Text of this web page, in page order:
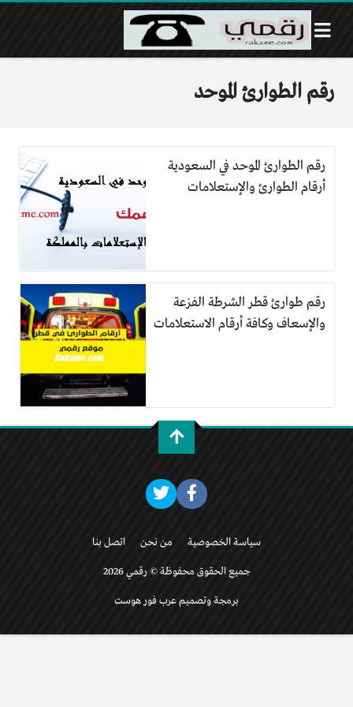
رقم الطوارئ الموحد
رقم الطوارئ الموحد في السعودية
أرقام الطوارئ والإستعلامات
رقم طوارئ قطر الشرطة الفزعة
والإسعاف وكافة أرقام الاستعلامات
سياسة الخصوصية من نحن اتصل بنا
جميع الحقوق محفوظة © رقمي 2026
برمجة وتصميم عرب فور هوست